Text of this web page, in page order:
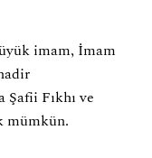
imam, İmam
Fıkhı ve
mümkün.